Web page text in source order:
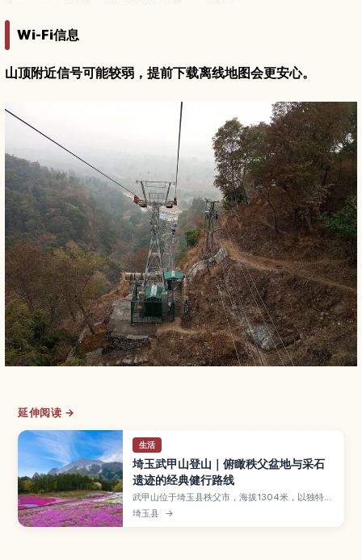
Wi-Fi信息
山顶附近信号可能较弱，提前下载离线地图会更安心。
延伸阅读 →
生活
埼玉武甲山登山｜俯瞰秩父盆地与采石
遗迹的经典健行路线
武甲山位于埼玉县秩父市，海拔1304米，以独特的
三角形山形和石灰岩采掘历史闻名，是关东代表性
名山之一。本文将介绍适合新手到进阶者的主要登
埼玉县 →